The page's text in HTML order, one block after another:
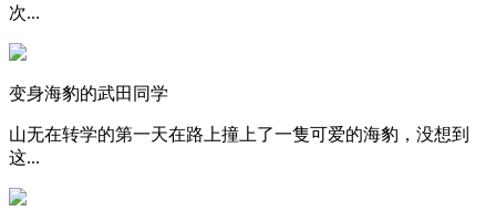
次...
变身海豹的武田同学
山无在转学的第一天在路上撞上了一隻可爱的海豹，没想到
这...